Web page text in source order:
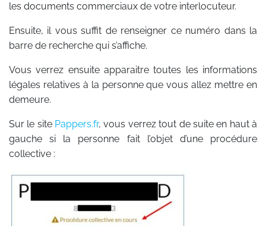
les documents commerciaux de votre interlocuteur.
Ensuite, il vous suffit de renseigner ce numéro dans la
barre de recherche qui s’affiche.
Vous verrez ensuite apparaitre toutes les informations
légales relatives à la personne que vous allez mettre en
demeure.
Sur le site Pappers.fr, vous verrez tout de suite en haut à
gauche si la personne fait l’objet d’une procédure
collective :